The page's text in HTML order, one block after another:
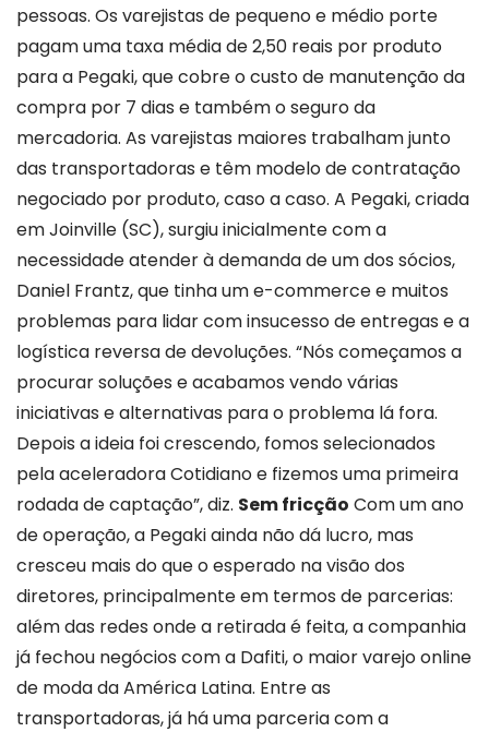
pessoas. Os varejistas de pequeno e médio porte
pagam uma taxa média de 2,50 reais por produto
para a Pegaki, que cobre o custo de manutenção da
compra por 7 dias e também o seguro da
mercadoria. As varejistas maiores trabalham junto
das transportadoras e têm modelo de contratação
negociado por produto, caso a caso. A Pegaki, criada
em Joinville (SC), surgiu inicialmente com a
necessidade atender à demanda de um dos sócios,
Daniel Frantz, que tinha um e-commerce e muitos
problemas para lidar com insucesso de entregas e a
logística reversa de devoluções. “Nós começamos a
procurar soluções e acabamos vendo várias
iniciativas e alternativas para o problema lá fora.
Depois a ideia foi crescendo, fomos selecionados
pela aceleradora Cotidiano e fizemos uma primeira
rodada de captação”, diz. Sem fricção Com um ano
de operação, a Pegaki ainda não dá lucro, mas
cresceu mais do que o esperado na visão dos
diretores, principalmente em termos de parcerias:
além das redes onde a retirada é feita, a companhia
já fechou negócios com a Dafiti, o maior varejo online
de moda da América Latina. Entre as
transportadoras, já há uma parceria com a